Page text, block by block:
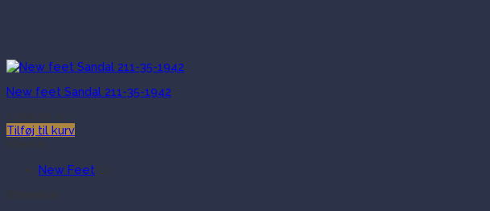
New feet Sandal 211-35-1942
Tilføj til kurv
New Feet